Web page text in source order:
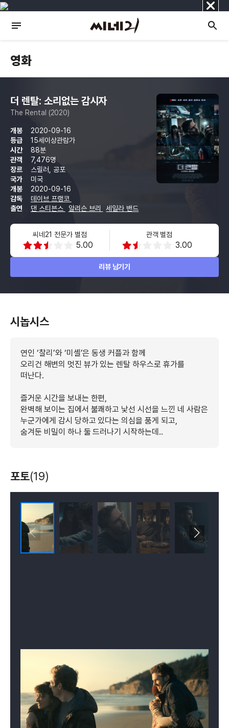
닫
기
영화
더 렌탈: 소리없는 감시자
The Rental (2020)
개봉
2020-09-16
등급
15세이상관람가
시간
88분
관객
7,476명
장르
스릴러, 공포
국가
미국
개봉
2020-09-16
감독
데이브 프랭코
출연
댄 스티븐스 알리슨 브리 세일라 밴드
씨네21 전문가 별점
5.00
관객 별점
3.00
리뷰 남기기
시놉시스
연인 ‘찰리’와 ‘미셸’은 동생 커플과 함께
오리건 해변의 멋진 뷰가 있는 렌탈 하우스로 휴가를
떠난다.
즐거운 시간을 보내는 한편,
완벽해 보이는 집에서 불쾌하고 낯선 시선을 느낀 네 사람은
누군가에게 감시 당하고 있다는 의심을 품게 되고,
숨겨둔 비밀이 하나 둘 드러나기 시작하는데..
포토(19)